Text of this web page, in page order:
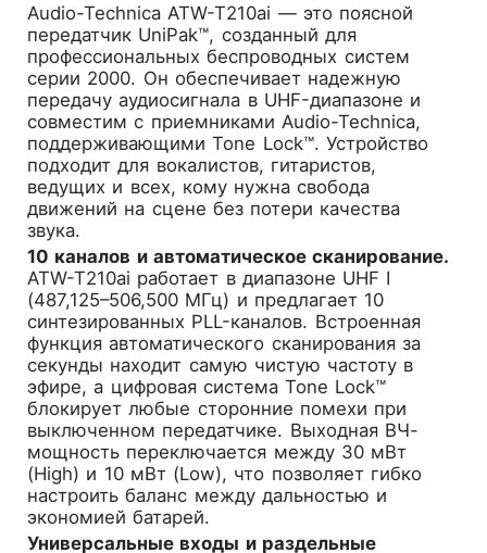
Audio-Technica ATW-T210ai — это поясной
передатчик UniPak™, созданный для
профессиональных беспроводных систем
серии 2000. Он обеспечивает надежную
передачу аудиосигнала в UHF-диапазоне и
совместим с приемниками Audio-Technica,
поддерживающими Tone Lock™. Устройство
подходит для вокалистов, гитаристов,
ведущих и всех, кому нужна свобода
движений на сцене без потери качества
звука.
10 каналов и автоматическое сканирование.
ATW-T210ai работает в диапазоне UHF I
(487,125–506,500 МГц) и предлагает 10
синтезированных PLL-каналов. Встроенная
функция автоматического сканирования за
секунды находит самую чистую частоту в
эфире, а цифровая система Tone Lock™
блокирует любые сторонние помехи при
выключенном передатчике. Выходная ВЧ-
мощность переключается между 30 мВт
(High) и 10 мВт (Low), что позволяет гибко
настроить баланс между дальностью и
экономией батарей.
Универсальные входы и раздельные